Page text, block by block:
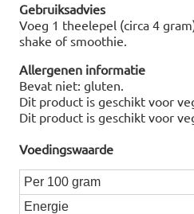
Gebruiksadvies
Voeg 1 theelepel (circa 4
shake of smoothie.
Allergenen informatie
Bevat niet: gluten.
Dit product is geschikt voor
Dit product is geschikt voor
Voedingswaarde
Per 100 gram
Energie